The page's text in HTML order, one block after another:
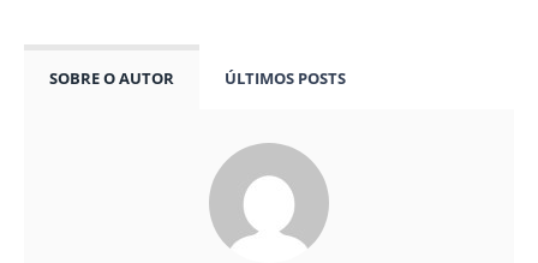
SOBRE O AUTOR ÚLTIMOS POSTS